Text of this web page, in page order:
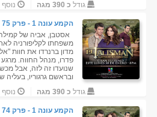
גודל כ 390 מגה
הקמע עונה 1 - פרק 75
אסטבן, אביה של
משפחתו לקליפורניה
מדון ברנרדו את חוות
פדרו, מנהל החווה.
שנועדו זה לזה, אבל
ובראשם גרגוריו, בעליה
גודל כ 390 מגה
הקמע עונה 1 - פרק 74